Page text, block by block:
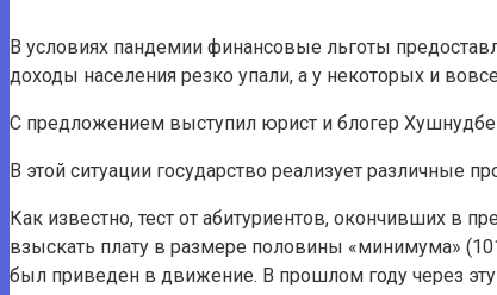
В условиях пандемии финансовые льготы
доходы населения резко упали, а у некоторых и
С предложением выступил юрист и блогер
В этой ситуации государство реализует различные
Как известно, тест от абитуриентов, окончивших в
взыскать плату в размере половины «минимума»
был приведен в движение. В прошлом году через